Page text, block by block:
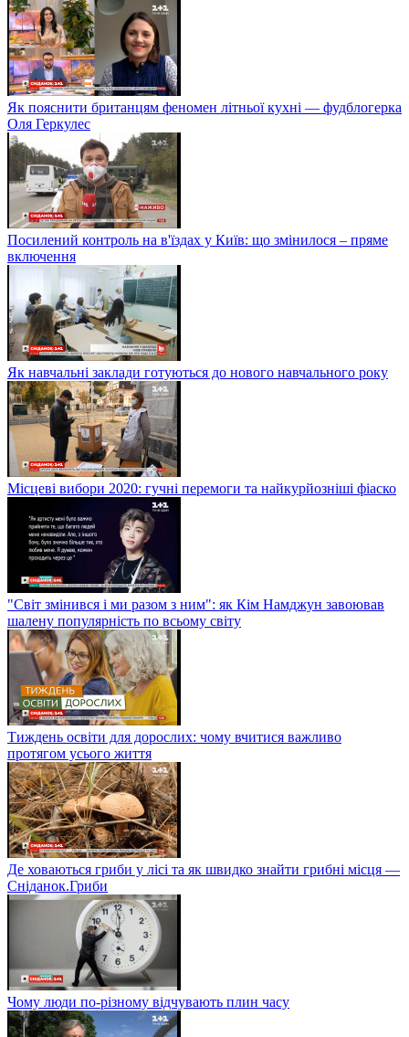
Як пояснити британцям феномен літньої кухні — фудблогерка
Оля Геркулес
Посилений контроль на в'їздах у Київ: що змінилося – пряме
включення
Як навчальні заклади готуються до нового навчального року
Місцеві вибори 2020: гучні перемоги та найкурйозніші фіаско
"Світ змінився і ми разом з ним": як Кім Намджун завоював
шалену популярність по всьому світу
Тиждень освіти для дорослих: чому вчитися важливо
протягом усього життя
Де ховаються гриби у лісі та як швидко знайти грибні місця —
Сніданок.Гриби
Чому люди по-різному відчувають плин часу